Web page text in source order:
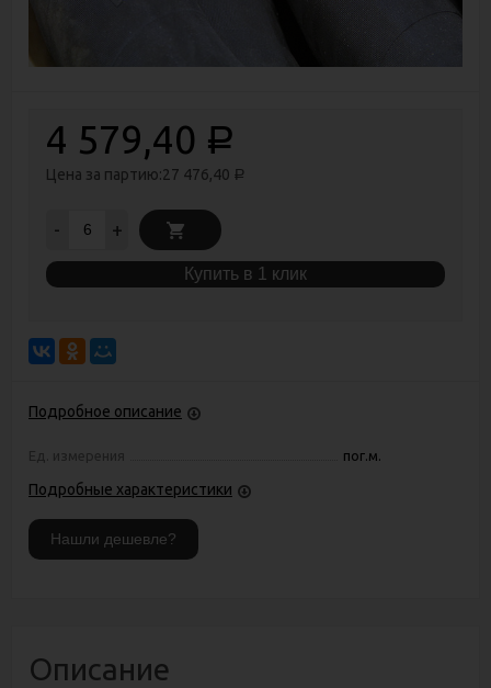
4 579,40 Р
Цена за партию:27 476,40 Р
- +
Купить в 1 клик
Подробное описание
Ед. измерения пог.м.
Подробные характеристики
Описание